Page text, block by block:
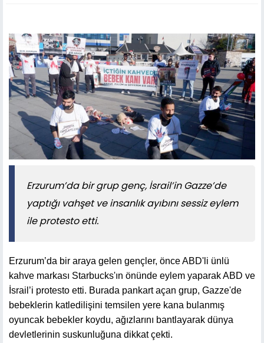
Erzurum’da bir grup genç, İsrail’in Gazze’de
yaptığı vahşet ve insanlık ayıbını sessiz eylem
ile protesto etti.
Erzurum’da bir araya gelen gençler, önce ABD'li ünlü
kahve markası Starbucks'ın önünde eylem yaparak ABD ve
İsrail’i protesto etti. Burada pankart açan grup, Gazze'de
bebeklerin katledilişini temsilen yere kana bulanmış
oyuncak bebekler koydu, ağızlarını bantlayarak dünya
devletlerinin suskunluğuna dikkat çekti.